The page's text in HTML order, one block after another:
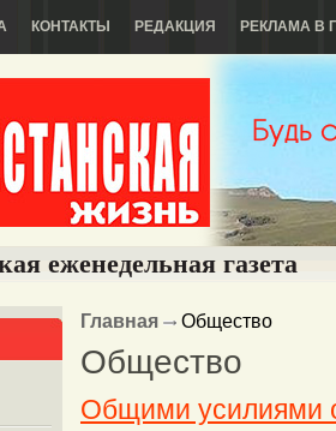
КОНТАКТЫ РЕДАКЦИЯ РЕКЛАМА В
еженедельная газета
Главная Общество
Общество
Общими усилиями